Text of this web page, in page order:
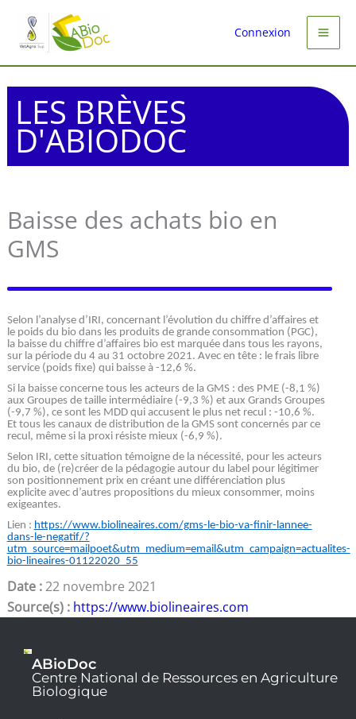
contenu
Connexion
LES BRÈVES
D'ABIODOC
Baisse des achats bio en
GMS
Selon l’analyse d’IRI, concernant l’évolution du chiffre d’affaires et
le poids du bio dans les produits de grande consommation (PGC),
la baisse du chiffre d’affaires bio est marquée dans tous les rayons,
sur la période du 4 au 31 octobre 2021. Avec en tête : le frais libre
service (poids fixe) qui baisse à -12,6 %.
Si la baisse concerne tous les acteurs de la GMS : des PME (-8,1 %)
aux Groupes de taille intermédiaire (-9,3 %) et aux Grands Groupes
(-9,7 %), ce sont les MDD qui accusent le plus net recul : -10,6 %.
Et tous les canaux de distribution de la GMS sont concernés par ce
recul, même si la proxi résiste mieux (-6,9 %).
Selon IRI, cette situation témoigne de la nécessité, pour les acteurs
du bio, de (re)créer de la pédagogie autour du label pour légitimer
son positionnement prix en créant une différenciation plus
explicite avec d’autres propositions du mieux consommer, moins
exigeantes.
Lien : https://www.biolineaires.com/gms-le-bio-va-finir-lannee-
dans-le-negatif/?
utm_source=mailpoet&utm_medium=email&utm_campaign=actualites-
bio-lineaires-01122020_55
Date :22 novembre 2021
Source(s) : https://www.biolineaires.com
ABioDoc
Centre National de Ressources en Agriculture
Biologique